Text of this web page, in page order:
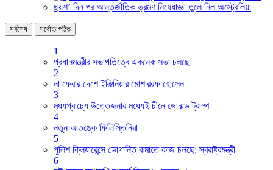
ছয়শ’ দিন পর আন্তর্জাতিক ভ্রমণ নিষেধাজ্ঞা তুলে নিল অস্ট্রেলিয়া
সর্বশেষ সর্বোচ্চ পঠিত
1
প্রধানমন্ত্রীর সভাপতিত্বে একনেক সভা চলছে
2
না ফেরার দেশে ইঞ্জিনিয়ার মোশাররফ হোসেন
3
মধ্যপ্রাচ্যে উত্তেজনার মধ্যেই চীনে ডোনাল্ড ট্রাম্প
4
নতুন আতঙ্কে ফিলিস্তিনিরা
5
পুলিশ ক্লিয়ারেন্সে ভোগান্তি কমাতে কাজ চলছে: স্বরাষ্ট্রমন্ত্রী
6